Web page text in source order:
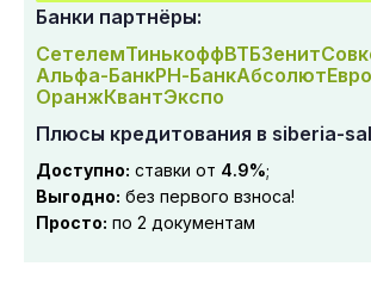
Банки партнёры:
СетелемТинькоффВТБЗенит
Альфа-БанкРН-БанкАбсолют
ОранжКвантЭкспо
Плюсы кредитования в siberia-
Доступно: ставки от 4.9%;
Выгодно: без первого взноса!
Просто: по 2 документам